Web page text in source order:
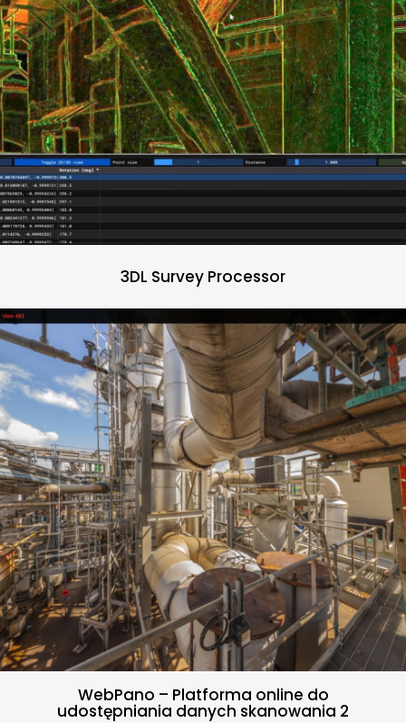
3DL Survey Processor
WebPano – Platforma online do
udostępniania danych skanowania 2